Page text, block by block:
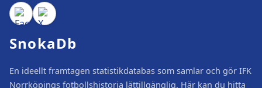
SnokaDb
En ideellt framtagen statistikdatabas som samlar och gör IFK
Norrköpings fotbollshistoria lättillgänglig. Här kan du hitta